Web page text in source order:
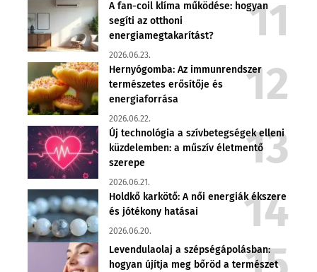
A fan-coil klíma működése: hogyan
segíti az otthoni
energiamegtakarítást?
2026.06.23.
Hernyógomba: Az immunrendszer
természetes erősítője és
energiaforrása
2026.06.22.
Új technológia a szívbetegségek elleni
küzdelemben: a műszív életmentő
szerepe
2026.06.21.
Holdkő karkötő: A női energiák ékszere
és jótékony hatásai
2026.06.20.
Levendulaolaj a szépségápolásban:
hogyan újítja meg bőröd a természet